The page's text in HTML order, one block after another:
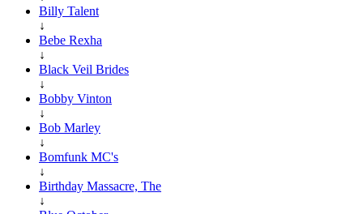
Billy Talent
↓
Bebe Rexha
↓
Black Veil Brides
↓
Bobby Vinton
↓
Bob Marley
↓
Bomfunk MC's
↓
Birthday Massacre, The
↓